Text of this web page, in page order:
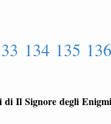
134 135 136
di Il Signore degli Enigmi